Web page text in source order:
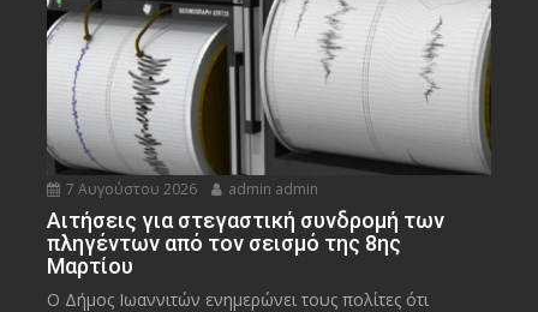
7 Αυγούστου 2026 admin admin
Αιτήσεις για στεγαστική συνδρομή των
πληγέντων από τον σεισμό της 8ης
Μαρτίου
Ο Δήμος Ιωαννιτών ενημερώνει τους πολίτες ότι